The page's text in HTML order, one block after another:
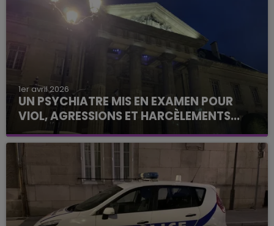
1er avril 2026
UN PSYCHIATRE MIS EN EXAMEN POUR
VIOL, AGRESSIONS ET HARCÈLEMENTS...